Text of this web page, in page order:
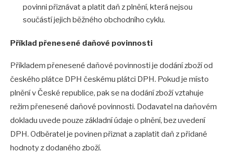
povinni přiznávat a platit daň z plnění, která nejsou
součástí jejich běžného obchodního cyklu.
Příklad přenesené daňové povinnosti
Příkladem přenesené daňové povinnosti je dodání zboží od
českého plátce DPH českému plátci DPH. Pokud je místo
plnění v České republice, pak se na dodání zboží vztahuje
režim přenesené daňové povinnosti. Dodavatel na daňovém
dokladu uvede pouze základní údaje o plnění, bez uvedení
DPH. Odběratel je povinen přiznat a zaplatit daň z přidané
hodnoty z dodaného zboží.